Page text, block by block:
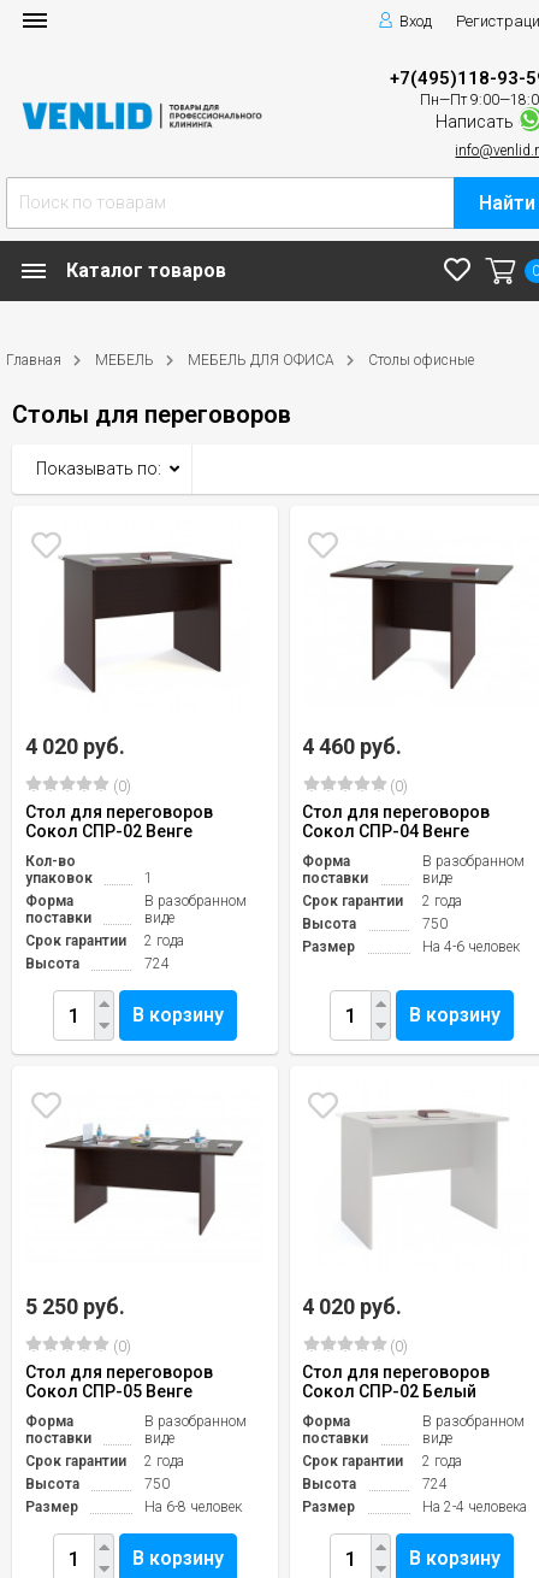
Вход
+7(495)118-93-
Пн—Пт
Написать
Найти
Каталог товаров
Главная МЕБЕЛЬ МЕБЕЛЬ ДЛЯ ОФИСА Столы офисные
Столы для переговоров
Показывать по:
4 020 руб.
(0)
Стол для переговоров
Сокол СПР-02 Венге
Кол-во
упаковок
1
Форма
поставки
В разобранном
виде
Срок гарантии
2 года
Высота
724
В корзину
4 460 руб.
(0)
Стол для переговоров
Сокол СПР-04 Венге
Форма
поставки
В разобранном
виде
Срок гарантии
2 года
Высота
750
Размер
На 4-6 человек
В корзину
5 250 руб.
(0)
Стол для переговоров
Сокол СПР-05 Венге
Форма
поставки
В разобранном
виде
Срок гарантии
2 года
Высота
750
Размер
На 6-8 человек
В корзину
4 020 руб.
(0)
Стол для переговоров
Сокол СПР-02 Белый
Форма
поставки
В разобранном
виде
Срок гарантии
2 года
Высота
724
Размер
На 2-4 человека
В корзину